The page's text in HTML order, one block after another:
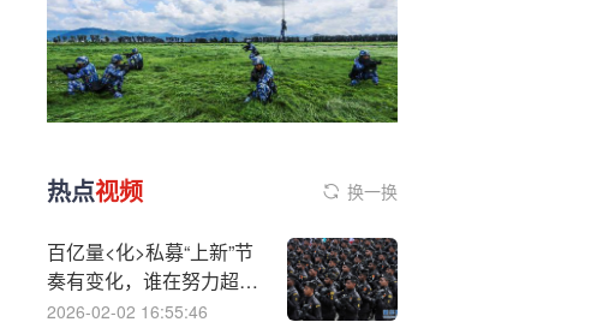
热点视频 换一换
百亿量<化>私募“上新”节
奏有变化，谁在努力超
车、谁在放慢步调？
2026-02-02 16:55:46